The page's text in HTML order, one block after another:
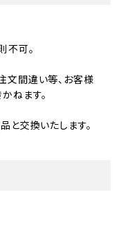
不可。
文間違い等、お客様
ねます。
と交換いたします。